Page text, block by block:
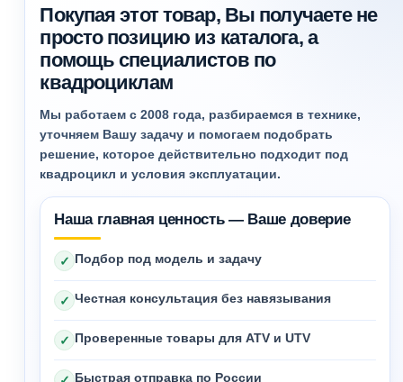
Покупая этот товар, Вы получаете не
просто позицию из каталога, а
помощь специалистов по
квадроциклам
Мы работаем с 2008 года, разбираемся в технике,
уточняем Вашу задачу и помогаем подобрать
решение, которое действительно подходит под
квадроцикл и условия эксплуатации.
Наша главная ценность — Ваше доверие
✓ Подбор под модель и задачу
✓ Честная консультация без навязывания
✓ Проверенные товары для ATV и UTV
Быстрая отправка по России